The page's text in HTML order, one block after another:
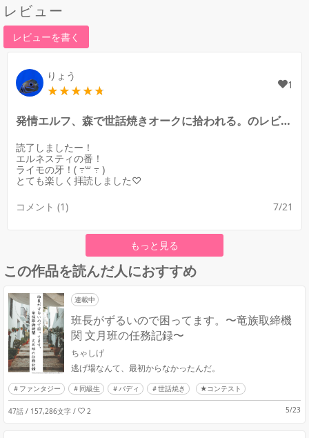
レビュー
レビューを書く
りょう
1
発情エルフ、森で世話焼きオークに拾われる。のレビュー
読了しましたー！
エルネスティの番！
ライモの牙！( ߹꒳ ߹ )
とても楽しく拝読しました♡
コメント (1)
7/21
もっと見る
この作品を読んだ人におすすめ
連載中
班長がずるいので困ってます。〜竜族取締機
関 文月班の任務記録〜
ちゃしげ
逃げ場なんて、最初からなかったんだ。
ファンタジー 同級生 バディ 世話焼き ★コンテスト
47話 / 157,286文字 / 2 5/23